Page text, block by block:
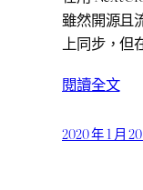
雖然開源且
上同步，
閱讀全文
2020 年 1 月